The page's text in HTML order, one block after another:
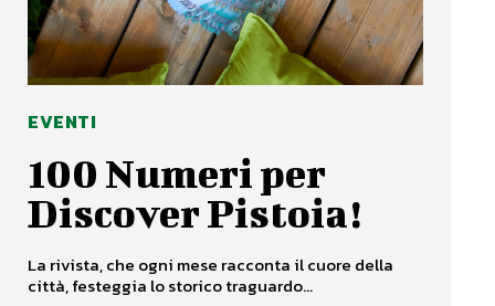
EVENTI
100 Numeri per
Discover Pistoia!
La rivista, che ogni mese racconta il cuore della
città, festeggia lo storico traguardo...